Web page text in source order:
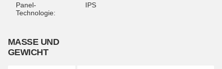
Panel-
Technologie:
IPS
MASSE UND G
EWICHT